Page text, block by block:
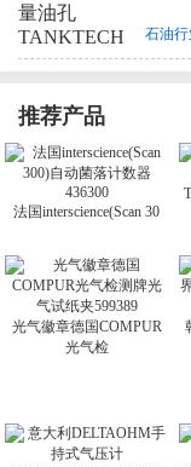
石油
推荐产品
法国interscience(Scan 30
光气徽章德国COMPUR
光气检